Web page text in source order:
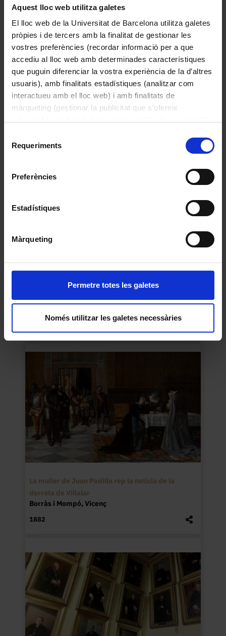
Aquest lloc web utilitza galetes
El lloc web de la Universitat de Barcelona utilitza galetes
pròpies i de tercers amb la finalitat de gestionar les
vostres preferències (recordar informació per a que
accediu al lloc web amb determinades característiques
que puguin diferenciar la vostra experiència de la d’altres
usuaris), amb finalitats estadístiques (analitzar com
interactueu amb el lloc web) i amb finalitats de
màrqueting (gestionar la publicitat que s’ofereix
consultar laPolítica de galetes del lloc web de la
Requeriments
Preferències
Estadístiques
Màrqueting
Permetre totes les galetes
Només utilitzar les galetes necessàries
La muller de Juan Padilla rep la notícia de la
derrota de Villalar
Borràs i Mompó, Vicenç
1882